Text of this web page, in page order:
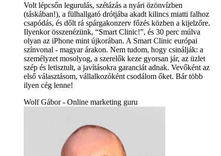
Volt lépcsőn legurulás, szétázás a nyári özönvízben
(táskában!), a fülhallgató drótjába akadt kilincs miatti falhoz
csapódás, és dőlt rá spárgakonzerv főzés közben a kijelzőre.
Ilyenkor összenézünk, “Smart Clinic!”, és 30 perc múlva
olyan az iPhone mint újkorában. A Smart Clinic európai
színvonal - magyar árakon. Nem tudom, hogy csinálják: a
személyzet mosolyog, a szerelők keze gyorsan jár, az üzlet
szép és letisztult, a javításokra garanciát adnak. Vevőként az
első választásom, vállalkozóként csodálom őket. Bár több
ilyen cég lenne!
Wolf Gábor - Online marketing guru